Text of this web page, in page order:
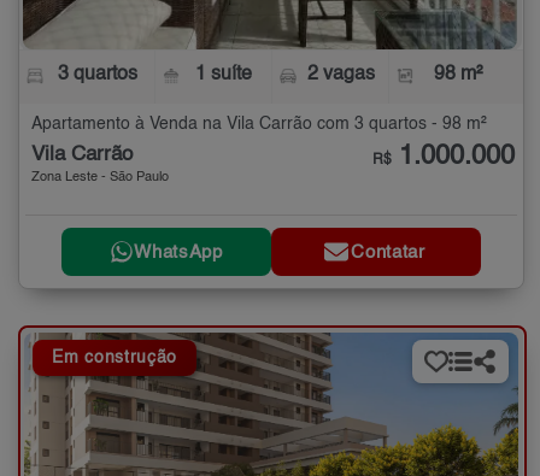
3 quartos 1 suíte 2 vagas 98 m²
Apartamento à Venda na Vila Carrão com 3 quartos - 98 m²
Vila Carrão
Zona Leste - São Paulo
R$ 1.000.000
WhatsApp Contatar
Em construção